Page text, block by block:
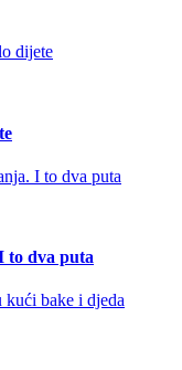
to dva puta